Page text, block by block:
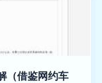
（借鉴网约车